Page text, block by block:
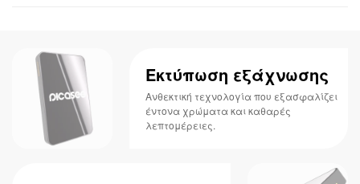
Εκτύπωση εξάχνωσης
Ανθεκτική τεχνολογία που εξασφαλίζει
έντονα χρώματα και καθαρές
λεπτομέρειες.